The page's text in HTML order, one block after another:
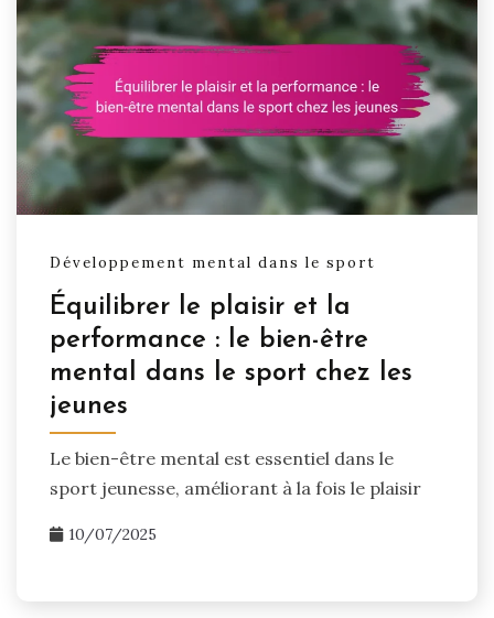
Développement mental dans le sport
Équilibrer le plaisir et la
performance : le bien-être
mental dans le sport chez les
jeunes
Le bien-être mental est essentiel dans le
sport jeunesse, améliorant à la fois le plaisir
10/07/2025